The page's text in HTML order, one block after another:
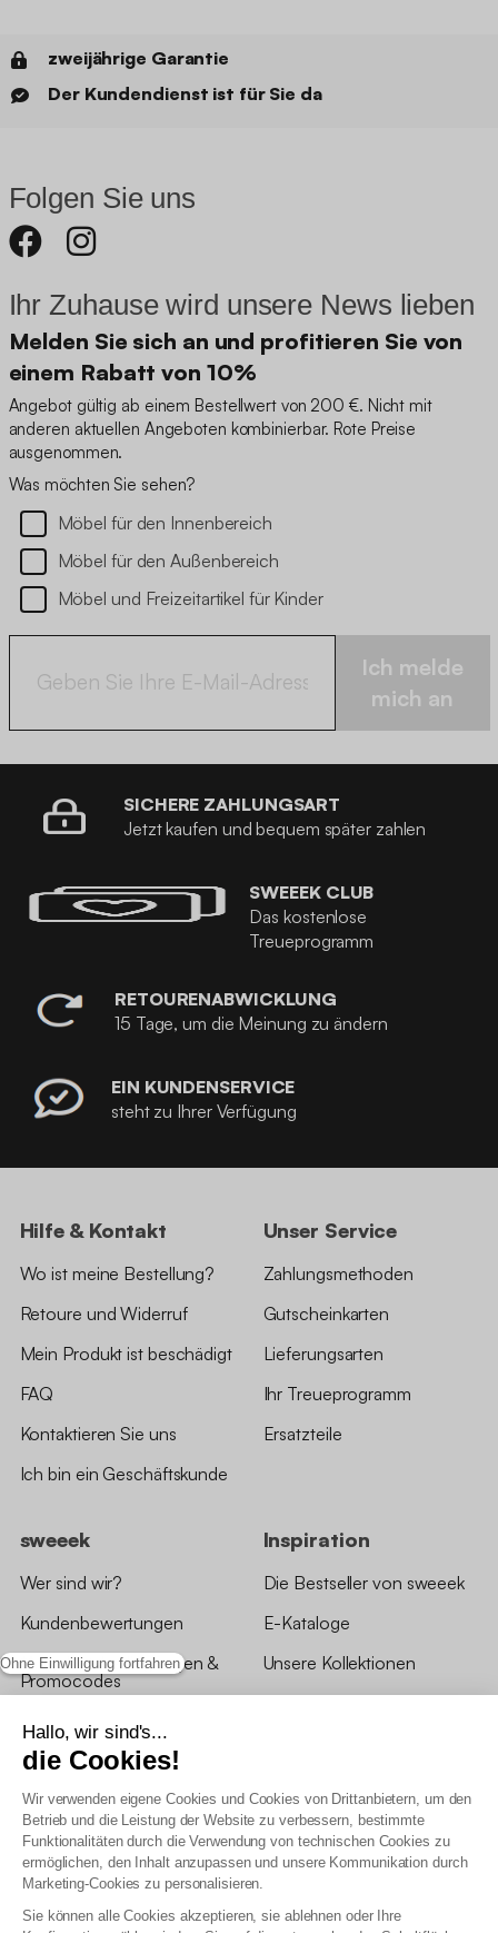
Ohne Einwilligung fortfahren
Hallo, wir sind's...
die Cookies!
Wir verwenden eigene Cookies und Cookies von Drittanbietern, um den
Betrieb und die Leistung der Website zu verbessern, bestimmte
Funktionalitäten durch die Verwendung von technischen Cookies zu
ermöglichen, den Inhalt anzupassen und unsere Kommunikation durch
Marketing-Cookies zu personalisieren.
Sie können alle Cookies akzeptieren, sie ablehnen oder Ihre
zweijährige Garantie
Der Kundendienst ist für Sie da
Folgen Sie uns
Ihr Zuhause wird unsere News lieben
Melden Sie sich an und profitieren Sie von
einem Rabatt von 10%
Angebot gültig ab einem Bestellwert von 200 €. Nicht mit
anderen aktuellen Angeboten kombinierbar. Rote Preise
ausgenommen.
Was möchten Sie sehen?
Möbel für den Innenbereich
Möbel für den Außenbereich
Möbel und Freizeitartikel für Kinder
Ich melde
mich an
SICHERE ZAHLUNGSART
Jetzt kaufen und bequem später zahlen
SWEEEK CLUB
Das kostenlose
Treueprogramm
RETOURENABWICKLUNG
15 Tage, um die Meinung zu ändern
EIN KUNDENSERVICE
steht zu Ihrer Verfügung
Hilfe & Kontakt
Wo ist meine Bestellung?
Retoure und Widerruf
Mein Produkt ist beschädigt
FAQ
Kontaktieren Sie uns
Ich bin ein Geschäftskunde
Unser Service
Zahlungsmethoden
Gutscheinkarten
Lieferungsarten
Ihr Treueprogramm
Ersatzteile
sweeek
Wer sind wir?
Kundenbewertungen
*Angebotsbedingungen &
Promocodes
Bewertungen von sweeek
Unsere Geschäfte
Inspiration
Die Bestseller von sweeek
E-Kataloge
Unsere Kollektionen
AGB Treueprogramm